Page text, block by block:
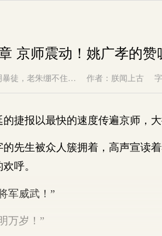
京师震动！姚广孝的赞
暴徒，老朱绷不住… 作者：朕闻上古
报以最快的速度传遍京师，大
生被众人簇拥着，高声宣读着
呼。
威武！”
岁！”